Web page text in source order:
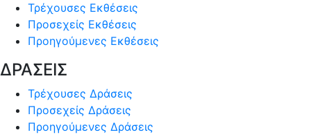
Τρέχουσες Εκθέσεις
Προσεχείς Εκθέσεις
Προηγούμενες Εκθέσεις
ΔΡΑΣΕΙΣ
Τρέχουσες Δράσεις
Προσεχείς Δράσεις
Προηγούμενες Δράσεις